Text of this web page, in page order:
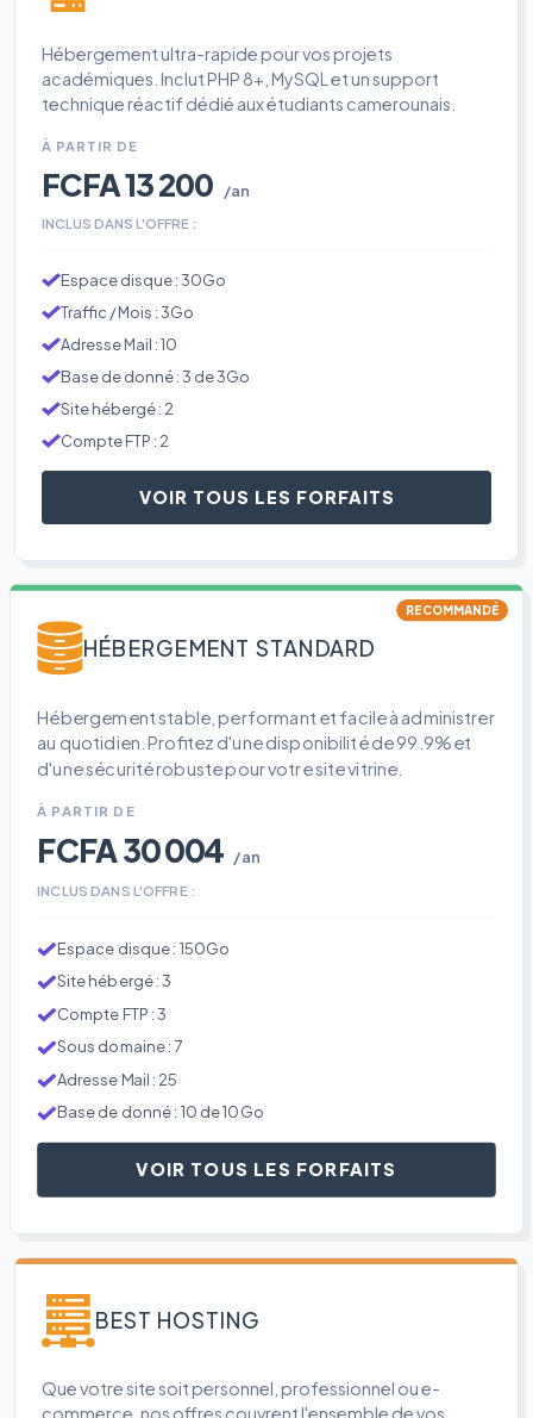
Hébergement ultra-rapide pour vos projets
académiques. Inclut PHP 8+, MySQL et un support
technique réactif dédié aux étudiants camerounais.
À PARTIR DE
FCFA 13 200 /an
INCLUS DANS L'OFFRE :
Espace disque : 30Go
Traffic / Mois : 3Go
Adresse Mail : 10
Base de donné : 3 de 3Go
Site hébergé : 2
Compte FTP : 2
VOIR TOUS LES FORFAITS
RECOMMANDÉ
HÉBERGEMENT STANDARD
Hébergement stable, performant et facile à administrer
au quotidien. Profitez d'une disponibilité de 99.9% et
d'une sécurité robuste pour votre site vitrine.
À PARTIR DE
FCFA 30 004 /an
INCLUS DANS L'OFFRE :
Espace disque : 150Go
Site hébergé : 3
Compte FTP : 3
Sous domaine : 7
Adresse Mail : 25
Base de donné : 10 de 10Go
VOIR TOUS LES FORFAITS
BEST HOSTING
Que votre site soit personnel, professionnel ou e-
commerce, nos offres couvrent l'ensemble de vos